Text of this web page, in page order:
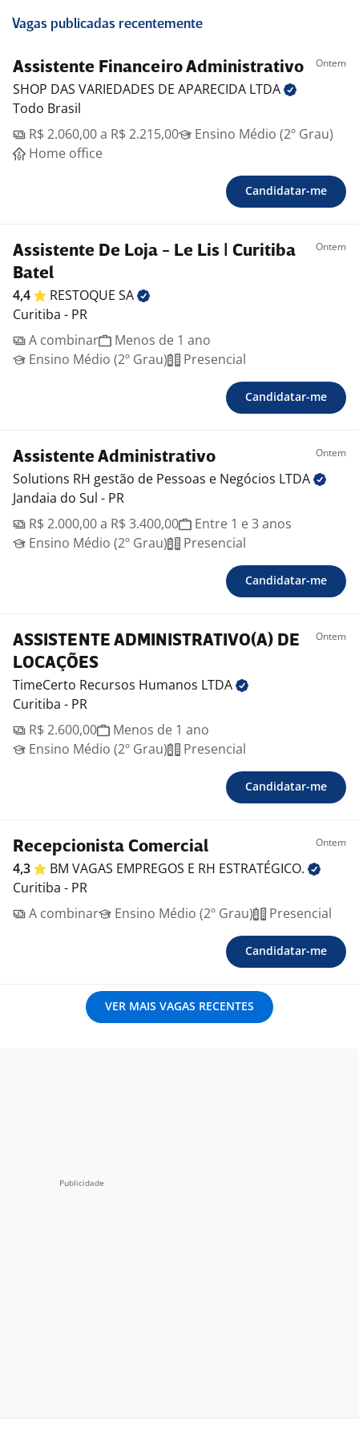
Vagas publicadas recentemente
Assistente Financeiro Administrativo Ontem
SHOP DAS VARIEDADES DE APARECIDA LTDA
Todo Brasil
R$ 2.060,00 a R$ 2.215,00
Ensino Médio (2º Grau)
Home office
Candidatar-me
Assistente De Loja - Le Lis | Curitiba
Batel
Ontem
4,4 RESTOQUE SA
Curitiba - PR
A combinar
Menos de 1 ano
Ensino Médio (2º Grau)
Presencial
Candidatar-me
Assistente Administrativo Ontem
Solutions RH gestão de Pessoas e Negócios LTDA
Jandaia do Sul - PR
R$ 2.000,00 a R$ 3.400,00
Entre 1 e 3 anos
Ensino Médio (2º Grau)
Presencial
Candidatar-me
ASSISTENTE ADMINISTRATIVO(A) DE
LOCAÇÕES
Ontem
TimeCerto Recursos Humanos LTDA
Curitiba - PR
R$ 2.600,00
Menos de 1 ano
Ensino Médio (2º Grau)
Presencial
Candidatar-me
Recepcionista Comercial Ontem
4,3 BM VAGAS EMPREGOS E RH ESTRATÉGICO.
Curitiba - PR
A combinar
Ensino Médio (2º Grau) Presencial
Candidatar-me
VER MAIS VAGAS RECENTES